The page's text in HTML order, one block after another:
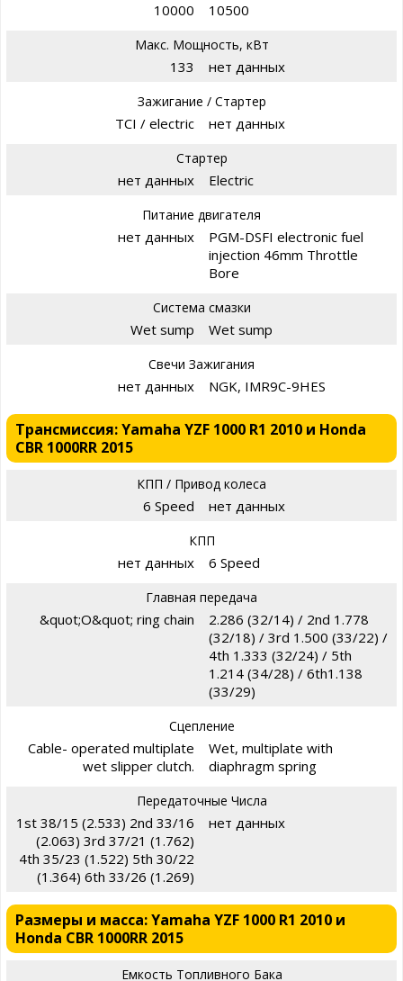
10000 10500
Макс. Мощность, кВт
133 нет данных
Зажигание / Стартер
TCI / electric нет данных
Стартер
нет данных Electric
Питание двигателя
нет данных
PGM-DSFI electronic fuel
injection 46mm Throttle
Bore
Система смазки
Wet sump Wet sump
Свечи Зажигания
нет данных NGK, IMR9C-9HES
Трансмиссия: Yamaha YZF 1000 R1 2010 и Honda
CBR 1000RR 2015
КПП / Привод колеса
6 Speed нет данных
КПП
нет данных 6 Speed
Главная передача
&quot;O&quot; ring chain
2.286 (32/14) / 2nd 1.778
(32/18) / 3rd 1.500 (33/22) /
4th 1.333 (32/24) / 5th
1.214 (34/28) / 6th1.138
(33/29)
Сцепление
Cable- operated multiplate
wet slipper clutch.
Wet, multiplate with
diaphragm spring
Передаточные Числа
1st 38/15 (2.533) 2nd 33/16
(2.063) 3rd 37/21 (1.762)
4th 35/23 (1.522) 5th 30/22
(1.364) 6th 33/26 (1.269)
нет данных
Размеры и масса: Yamaha YZF 1000 R1 2010 и
Honda CBR 1000RR 2015
Емкость Топливного Бака